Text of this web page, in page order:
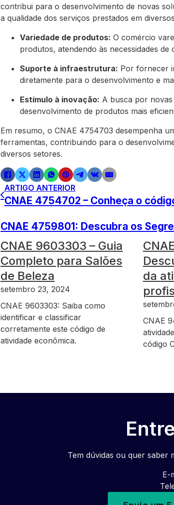
contribui para o desenvolvimento de novas
a qualidade dos serviços prestados em
Variedade de produtos: O comércio
produtos, atendendo às necessidades
Suporte à infraestrutura: Por fornecer
diretamente para o desenvolvimento e
Estímulo à inovação: A busca por
desenvolvimento de produtos mais
Em resumo, o CNAE 4754703 desempenha
ferramentas, contribuindo para o
diversos setores.
ARTIGO ANTERIOR
CNAE 4754702 – Conheça o
CNAE 4759801: Descubra os
CNAE 9603303 – Guia
Completo para Salões
de Beleza
setembro 23, 2024
CNAE 9603303: Saiba como
identificar e classificar
corretamente este código de
atividade econômica.
da
CNAE
código
Tem dúvidas ou quer saber
E-